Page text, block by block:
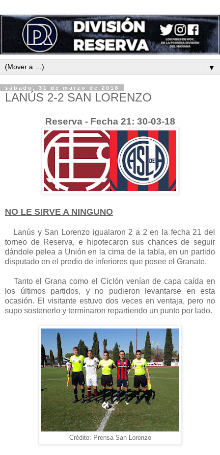
▼
sábado, 31 de marzo de 2018
LANÚS 2-2 SAN LORENZO
Reserva - Fecha 21: 30-03-18
NO LE SIRVE A NINGUNO
Lanús y San Lorenzo igualaron 2 a 2 en la fecha 21 del
torneo de Reserva, e hipotecaron sus chances de seguir
dándole pelea a Unión en la cima de la tabla, en un partido
disputado en el predio de inferiores que posee el Granate.
Tanto el Grana como el Ciclón venían de capa caída en
los últimos partidos, y no pudieron levantarse en esta
ocasión. El visitante estuvo dos veces en ventaja, pero no
supo sostenerlo y terminaron repartiendo un punto por lado.
Crédito: Prensa San Lorenzo